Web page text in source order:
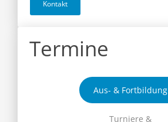
Kontakt
Termine
Aus- & Fortbildung
Turniere &